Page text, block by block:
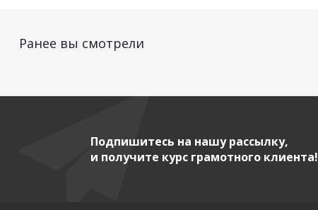
Ранее вы смотрели
Подпишитесь на нашу рассылку,
и получите курс грамотного клиента!